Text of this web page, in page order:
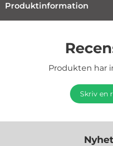
Produktinformation
Produkten har
Skriv en